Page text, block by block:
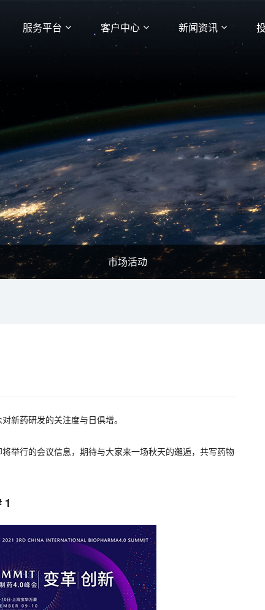
服务平台 客户中心 新闻资讯
市场活动
新药研发的关注度与日俱增。
举行的会议信息，期待与大家来一场秋天的邂逅，共写药物
1